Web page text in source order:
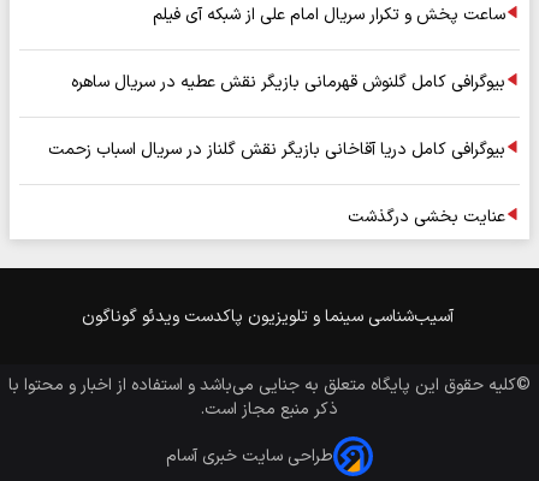
ساعت پخش و تکرار سریال امام علی از شبکه آی فیلم
بیوگرافی کامل گلنوش قهرمانی بازیگر نقش عطیه در سریال ساهره
بیوگرافی کامل دریا آقاخانی بازیگر نقش گلناز در سریال اسباب زحمت
عنایت بخشی درگذشت
آسیب‌شناسی سینما و تلویزیون پاکدست ویدئو گوناگون
©کلیه حقوق این پایگاه متعلق به جنایی می‌باشد و استفاده از اخبار و محتوا با
ذکر منبع مجاز است.
طراحی سایت خبری آسام